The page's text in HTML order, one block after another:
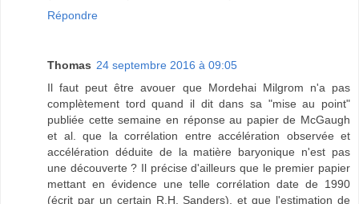
Répondre
Thomas 24 septembre 2016 à 09:05
Il faut peut être avouer que Mordehai Milgrom n'a pas
complètement tord quand il dit dans sa "mise au point"
publiée cette semaine en réponse au papier de McGaugh
et al. que la corrélation entre accélération observée et
accélération déduite de la matière baryonique n'est pas
une découverte ? Il précise d'ailleurs que le premier papier
mettant en évidence une telle corrélation date de 1990
(écrit par un certain R.H. Sanders), et que l'estimation de